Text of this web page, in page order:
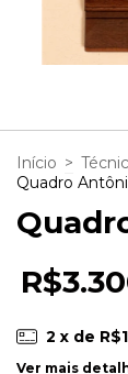
Início >
Quadro
2 x de
Ver mais